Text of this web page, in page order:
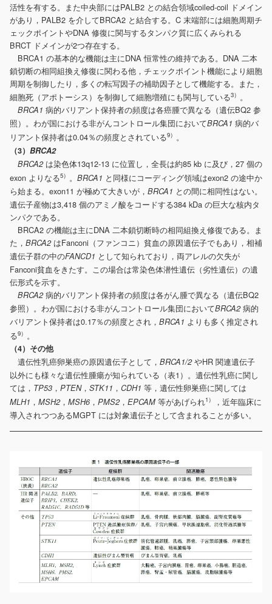
活性を有する。また中央部にはPALB2 との結合領域coiled-coil ドメイン
があり，PALB2 を介してBRCA2 と結合する。C 末端部には細胞周期チ
ェックポイントやDNA 修復に関与するタンパク質に広くみられる
BRCT ドメインが2つ存在する。
BRCA1 の基本的な機能は主にDNA 恒常性の維持である。DNA 二本
鎖切断の相同組換え修復に関わる他，チェックポイント機能により細胞
周期を制御したり，多くの転写因子の補助因子として機能する。また，
細胞死（アポトーシス）を制御して細胞増殖にも関与している3） 。
BRCA1 病的バリアント保持者の頻度は各癌腫で異なる（遺伝BQ2 参
照）。わが国における非がんコントロール集団においてBRCA1 病的バ
リアント保持者は0.04％の頻度とされている9） 。
（3） BRCA2
BRCA2は染色体13q12-13 に位置し，全長は約85 kb に及び，27 個の
exon よりなる5） 。 BRCA1 と同様にコーディング領域はexon2 の途中か
ら始まる。exon11 が極めて大きいが， BRCA1 との間に相同性はない。
遺伝子産物は3,418 個のアミノ酸をコードする384 kDa の巨大な核内タ
ンパクである。
BRCA2 の機能は主にDNA 二本鎖切断時の相同組換え修復である。ま
た， BRCA2はFanconi（ファンコニ）貧血の原因遺伝子でもあり，相補
遺伝子群の中のFANCD1 として知られており，両アレルの欠失が
Fanconi貧血をきたす。この場合は常染色体潜性遺伝（劣性遺伝）の遺
伝形式を示す。
BRCA2病的バリアント保持者の頻度は各がん腫で異なる（遺伝BQ2
参照）。わが国における非がんコントロール集団においてBRCA2病的
バリアント保持者は0.17％の頻度とされ， BRCA1 よりも多く推定され
る9） 。
（4）その他
遺伝性乳癌卵巣癌の原因遺伝子として， BRCA1/2やHR 関連遺伝子
以外にも様々な遺伝性腫瘍が知られている（表1）。遺伝性乳癌に関し
ては， TP53 ， PTEN， STK11 ， CDH1 等，遺伝性卵巣癌に関しては
MLH1 ， MSH2， MSH6 ， PMS2， EPCAM 等があげられ1）
，近年臨床に
導入されつつあるMGPT には対象遺伝子として含まれることが多い。